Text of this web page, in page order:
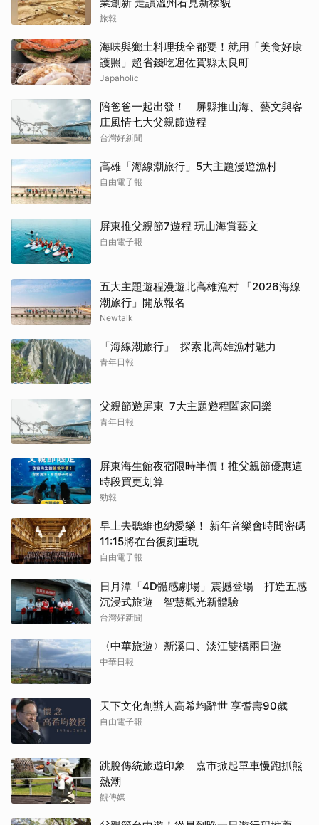
業創新 走讀溫州看見新樣貌
旅報
海味與鄉土料理我全都要！就用「美食好康
護照」超省錢吃遍佐賀縣太良町
Japaholic
陪爸爸一起出發！ 屏縣推山海、藝文與客
庄風情七大父親節遊程
台灣好新聞
高雄「海線潮旅行」5大主題漫遊漁村
自由電子報
屏東推父親節7遊程 玩山海賞藝文
自由電子報
五大主題遊程漫遊北高雄漁村 「2026海線
潮旅行」開放報名
Newtalk
「海線潮旅行」 探索北高雄漁村魅力
青年日報
父親節遊屏東 7大主題遊程闔家同樂
青年日報
屏東海生館夜宿限時半價！推父親節優惠這
時段買更划算
勁報
早上去聽維也納愛樂！ 新年音樂會時間密碼
11:15將在台復刻重現
自由電子報
日月潭「4D體感劇場」震撼登場 打造五感
沉浸式旅遊 智慧觀光新體驗
台灣好新聞
〈中華旅遊〉新溪口、淡江雙橋兩日遊
中華日報
天下文化創辦人高希均辭世 享耆壽90歲
自由電子報
跳脫傳統旅遊印象 嘉市掀起單車慢跑抓熊
熱潮
觀傳媒